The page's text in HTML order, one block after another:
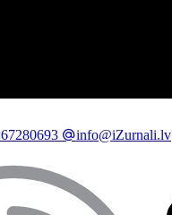
67280693
info@iZurnali.lv